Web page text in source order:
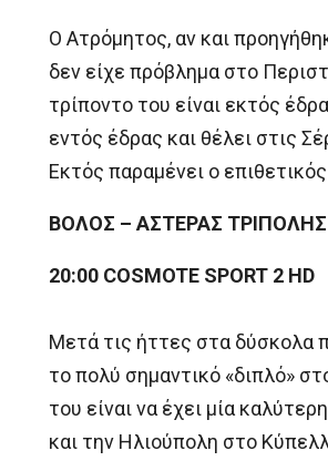
Ο Ατρόμητος, αν και
δεν είχε πρόβλημα στο
τρίποντο του είναι εκτός
εντός έδρας και θέλει στις
Εκτός παραμένει ο
ΒΟΛΟΣ – ΑΣΤΕΡΑΣ ΤΡΙΠΟΛΗΣ
20:00 COSMOTE SPORT 2 HD
Μετά τις ήττες στα δύσκολα
το πολύ σημαντικό «διπλό»
του είναι να έχει μία
και την Ηλιούπολη στο